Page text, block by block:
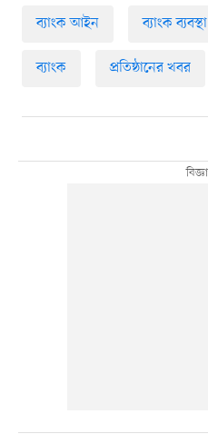
ব্যাংক আইন ব্যাংক ব্যবস্থা
ব্যাংক প্রতিষ্ঠানের খবর